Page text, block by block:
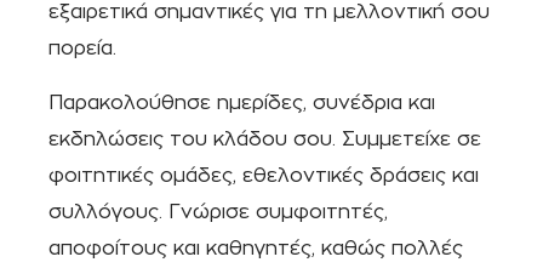
εξαιρετικά σημαντικές για τη μελλοντική σου
πορεία.
Παρακολούθησε ημερίδες, συνέδρια και
εκδηλώσεις του κλάδου σου. Συμμετείχε σε
φοιτητικές ομάδες, εθελοντικές δράσεις και
συλλόγους. Γνώρισε συμφοιτητές,
αποφοίτους και καθηγητές, καθώς πολλές